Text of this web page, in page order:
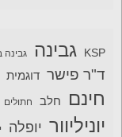
KSP גבינה גבינה
ד"ר פישר דוגמית
חינם חלב חתולים
יוניליוור יופלה